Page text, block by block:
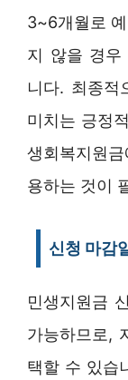
3~6개월로
지 않을 경우
니다. 최종적
미치는 긍정
생회복지원
용하는 것이
신청 마감
민생지원금
가능하므로,
택할 수 있습